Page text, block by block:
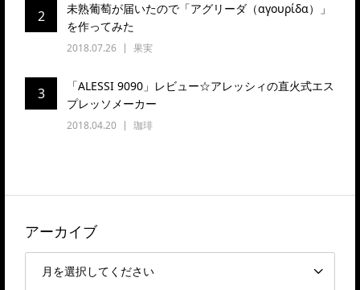
2
未熟葡萄が届いたので「アグリーダ（αγουρίδα）」
を作ってみた
2018.07.26 果実
3
「ALESSI 9090」レビュー☆アレッシィの直火式エス
プレッソメーカー
2018.04.20 珈琲
アーカイブ